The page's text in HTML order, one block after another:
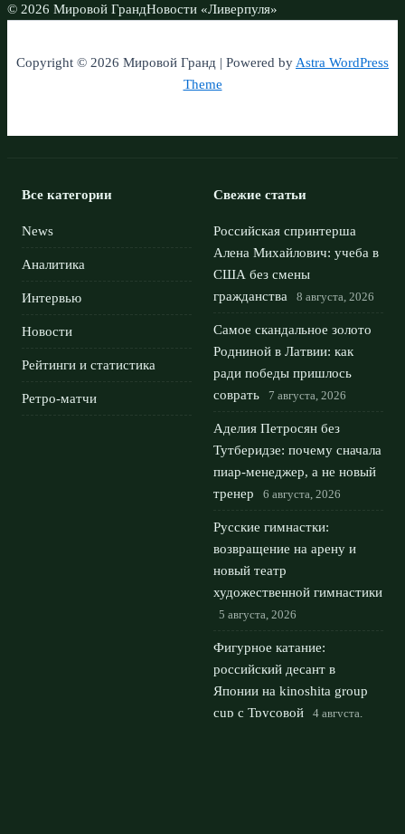
© 2026 Мировой ГрандНовости «Ливерпуля»
Copyright © 2026 Мировой Гранд | Powered byAstra WordPress
Theme
Все категории
News
Аналитика
Интервью
Новости
Рейтинги и статистика
Ретро-матчи
Свежие статьи
Российская спринтерша
Алена Михайлович: учеба в
США без смены
гражданства
8 августа, 2026
Самое скандальное золото
Родниной в Латвии: как
ради победы пришлось
соврать
7 августа, 2026
Аделия Петросян без
Тутберидзе: почему сначала
пиар-менеджер, а не новый
тренер
6 августа, 2026
Русские гимнастки:
возвращение на арену и
новый театр
художественной гимнастики
5 августа, 2026
Фигурное катание:
российский десант в
Японии на kinoshita group
cup с Трусовой
4 августа,